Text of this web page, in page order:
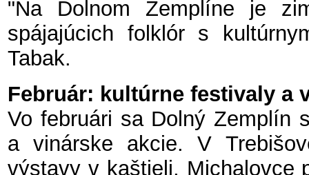
"Na Dolnom Zemplíne je
spájajúcich folklór s
Tabak.
Február: kultúrne festivaly a
Vo februári sa Dolný Zemplín
a vinárske akcie. V
výstavy v kaštieli, Michalovce